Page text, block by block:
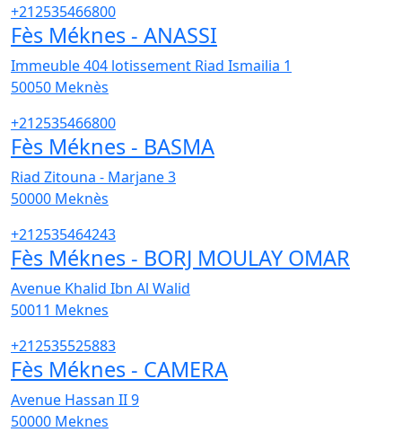
+212535466800
Fès Méknes - ANASSI
Immeuble 404 lotissement Riad Ismailia 1
50050 Meknès
+212535466800
Fès Méknes - BASMA
Riad Zitouna - Marjane 3
50000 Meknès
+212535464243
Fès Méknes - BORJ MOULAY OMAR
Avenue Khalid Ibn Al Walid
50011 Meknes
+212535525883
Fès Méknes - CAMERA
Avenue Hassan II 9
50000 Meknes